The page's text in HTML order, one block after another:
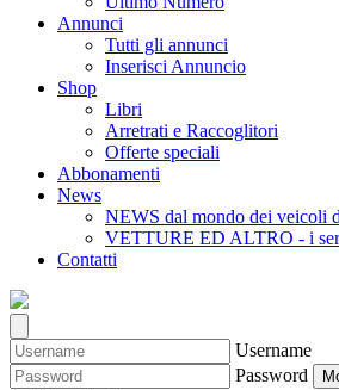
Annunci
Tutti gli annunci
Inserisci Annuncio
Shop
Libri
Arretrati e Raccoglitori
Offerte speciali
Abbonamenti
News
NEWS dal mondo dei veicoli
VETTURE ED ALTRO - i
Contatti
Username
Password